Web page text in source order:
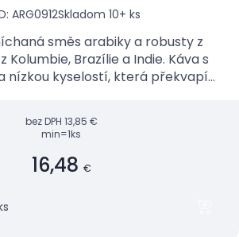
ARG0912Skladom 10+ ks
směs arabiky a robusty z
Kolumbie, Brazílie a Indie. Káva s
nízkou kyselostí, která překvapí
bez DPH 13,85 €
min=1ks
16,48 €